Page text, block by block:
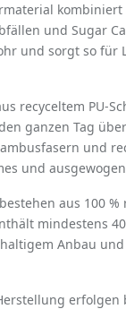
kombiniert
und Sugar
und sorgt so für
recyceltem PU-
ganzen Tag
und
und
aus 100 %
mindestens
Anbau
erfolgen